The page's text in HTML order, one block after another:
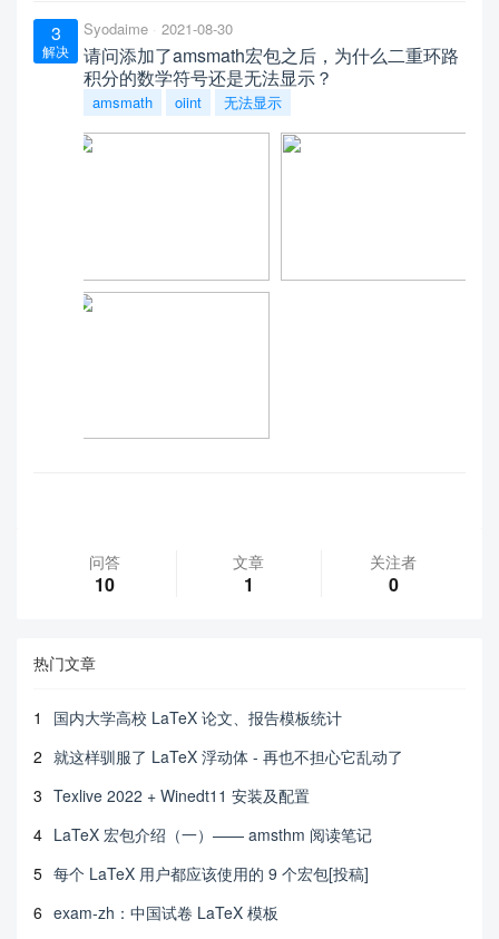
3
解决
Syodaime 2021-08-30
请问添加了amsmath宏包之后，为什么二重环路
积分的数学符号还是无法显示？
amsmath oiint 无法显示
问答
10
文章
1
关注者
0
热门文章
1
国内大学高校 LaTeX 论文、报告模板统计
2 就这样驯服了 LaTeX 浮动体 - 再也不担心它乱动了
3 Texlive 2022 + Winedt11 安装及配置
4 LaTeX 宏包介绍（一）—— amsthm 阅读笔记
5 每个 LaTeX 用户都应该使用的 9 个宏包[投稿]
6 exam-zh：中国试卷 LaTeX 模板